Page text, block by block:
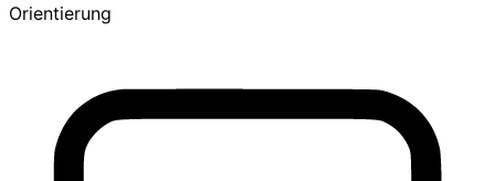
Orientierung